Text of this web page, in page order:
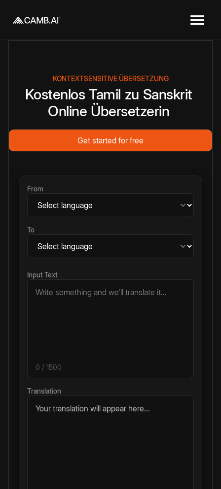
KONTEXTSENSITIVE ÜBERSETZUNG
Kostenlos Tamil zu Sanskrit
Online Übersetzerin
Get started for free
From
To
Input Text
0 / 1500
Translation
Your translation will appear here...